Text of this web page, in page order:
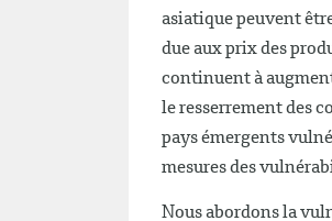
asiatique peuvent
due aux prix des
continuent à
le resserrement des
pays émergents
mesures des
Nous abordons la